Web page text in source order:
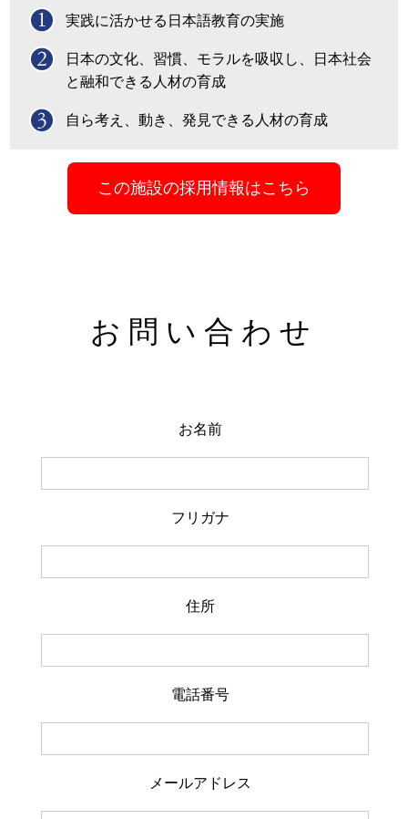
実践に活かせる日本語教育の実施
日本の文化、習慣、モラルを吸収し、日本社会
と融和できる人材の育成
自ら考え、動き、発見できる人材の育成
この施設の採用情報はこちら
お問い合わせ
お名前
フリガナ
住所
電話番号
メールアドレス